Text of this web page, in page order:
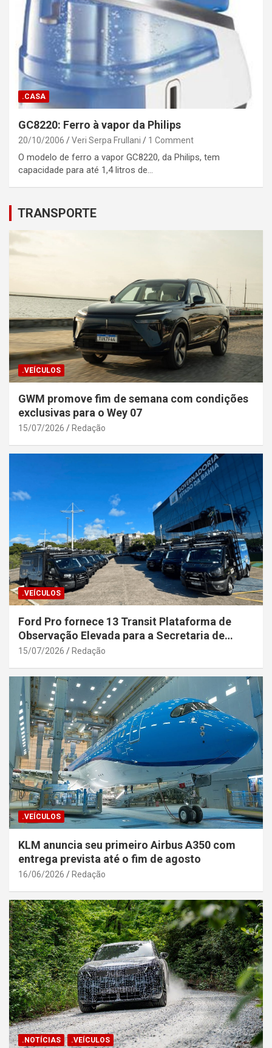
.CASA
GC8220: Ferro à vapor da Philips
20/10/2006 Veri Serpa Frullani 1 Comment
O modelo de ferro a vapor GC8220, da Philips, tem
capacidade para até 1,4 litros de…
TRANSPORTE
.VEÍCULOS
GWM promove fim de semana com condições
exclusivas para o Wey 07
15/07/2026 Redação
.VEÍCULOS
Ford Pro fornece 13 Transit Plataforma de
Observação Elevada para a Secretaria de
Segurança Pública da Bahia
15/07/2026 Redação
.VEÍCULOS
KLM anuncia seu primeiro Airbus A350 com
entrega prevista até o fim de agosto
16/06/2026 Redação
.NOTÍCIAS .VEÍCULOS